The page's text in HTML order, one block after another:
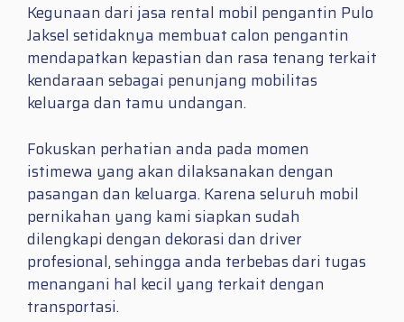
Kegunaan dari jasa rental mobil pengantin Pulo
Jaksel setidaknya membuat calon pengantin
mendapatkan kepastian dan rasa tenang terkait
kendaraan sebagai penunjang mobilitas
keluarga dan tamu undangan.
Fokuskan perhatian anda pada momen
istimewa yang akan dilaksanakan dengan
pasangan dan keluarga. Karena seluruh mobil
pernikahan yang kami siapkan sudah
dilengkapi dengan dekorasi dan driver
profesional, sehingga anda terbebas dari tugas
menangani hal kecil yang terkait dengan
transportasi.